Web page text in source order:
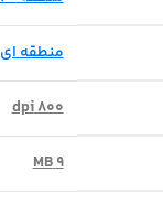
منطقه ای
800 dpi
9 MB